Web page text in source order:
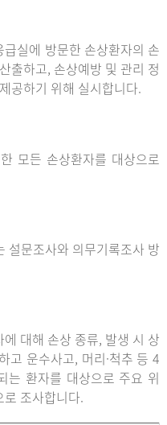
급실에 방문한 손상환자의 손
출하고, 손상예방 및 관리 정
공하기 위해 실시합니다.
모든 손상환자를 대상으로
설문조사와 의무기록조사 방
대해 손상 종류, 발생 시 상
고 운수사고, 머리·척추 등 4
는 환자를 대상으로 주요 위
조사합니다.